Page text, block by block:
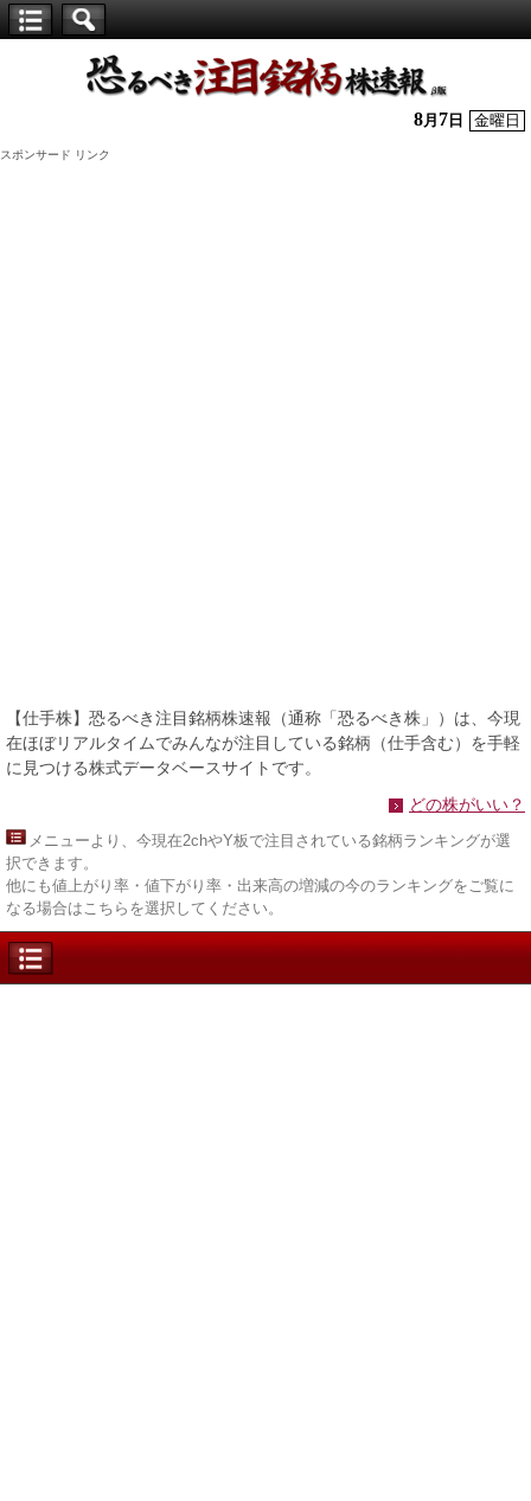
株】
8月 7 日 金曜日
スポンサード リンク
【仕手株】恐るべき注目銘柄株速報（通称「恐るべき株」）は、今現
在ほぼリアルタイムでみんなが注目している銘柄（仕手含む）を手軽
に見つける株式データベースサイトです。
どの株がいい？
メニューより、今現在2chやY板で注目されている銘柄ランキングが選
択できます。
他にも値上がり率・値下がり率・出来高の増減の今のランキングをご覧に
なる場合はこちらを選択してください。